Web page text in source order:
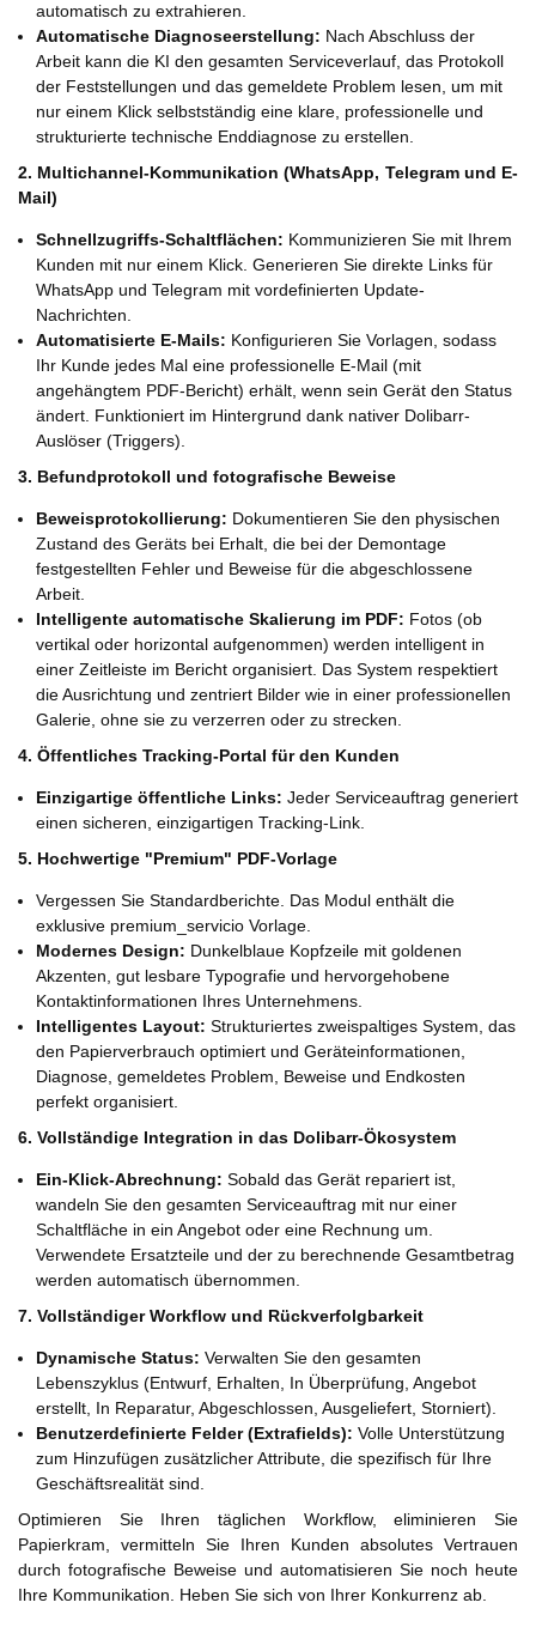
automatisch zu extrahieren.
Automatische Diagnoseerstellung: Nach Abschluss der
Arbeit kann die KI den gesamten Serviceverlauf, das Protokoll
der Feststellungen und das gemeldete Problem lesen, um mit
nur einem Klick selbstständig eine klare, professionelle und
strukturierte technische Enddiagnose zu erstellen.
2. Multichannel-Kommunikation (WhatsApp, Telegram und E-
Mail)
Schnellzugriffs-Schaltflächen: Kommunizieren Sie mit Ihrem
Kunden mit nur einem Klick. Generieren Sie direkte Links für
WhatsApp und Telegram mit vordefinierten Update-
Nachrichten.
Automatisierte E-Mails: Konfigurieren Sie Vorlagen, sodass
Ihr Kunde jedes Mal eine professionelle E-Mail (mit
angehängtem PDF-Bericht) erhält, wenn sein Gerät den Status
ändert. Funktioniert im Hintergrund dank nativer Dolibarr-
Auslöser (Triggers).
3. Befundprotokoll und fotografische Beweise
Beweisprotokollierung: Dokumentieren Sie den physischen
Zustand des Geräts bei Erhalt, die bei der Demontage
festgestellten Fehler und Beweise für die abgeschlossene
Arbeit.
Intelligente automatische Skalierung im PDF: Fotos (ob
vertikal oder horizontal aufgenommen) werden intelligent in
einer Zeitleiste im Bericht organisiert. Das System respektiert
die Ausrichtung und zentriert Bilder wie in einer professionellen
Galerie, ohne sie zu verzerren oder zu strecken.
4. Öffentliches Tracking-Portal für den Kunden
Einzigartige öffentliche Links: Jeder Serviceauftrag generiert
einen sicheren, einzigartigen Tracking-Link.
5. Hochwertige "Premium" PDF-Vorlage
Vergessen Sie Standardberichte. Das Modul enthält die
exklusive premium_servicio Vorlage.
Modernes Design: Dunkelblaue Kopfzeile mit goldenen
Akzenten, gut lesbare Typografie und hervorgehobene
Kontaktinformationen Ihres Unternehmens.
Intelligentes Layout: Strukturiertes zweispaltiges System, das
den Papierverbrauch optimiert und Geräteinformationen,
Diagnose, gemeldetes Problem, Beweise und Endkosten
perfekt organisiert.
6. Vollständige Integration in das Dolibarr-Ökosystem
Ein-Klick-Abrechnung: Sobald das Gerät repariert ist,
wandeln Sie den gesamten Serviceauftrag mit nur einer
Schaltfläche in ein Angebot oder eine Rechnung um.
Verwendete Ersatzteile und der zu berechnende Gesamtbetrag
werden automatisch übernommen.
7. Vollständiger Workflow und Rückverfolgbarkeit
Dynamische Status: Verwalten Sie den gesamten
Lebenszyklus (Entwurf, Erhalten, In Überprüfung, Angebot
erstellt, In Reparatur, Abgeschlossen, Ausgeliefert, Storniert).
Benutzerdefinierte Felder (Extrafields): Volle Unterstützung
zum Hinzufügen zusätzlicher Attribute, die spezifisch für Ihre
Geschäftsrealität sind.
Optimieren Sie Ihren täglichen Workflow, eliminieren Sie
Papierkram, vermitteln Sie Ihren Kunden absolutes Vertrauen
durch fotografische Beweise und automatisieren Sie noch heute
Ihre Kommunikation. Heben Sie sich von Ihrer Konkurrenz ab.